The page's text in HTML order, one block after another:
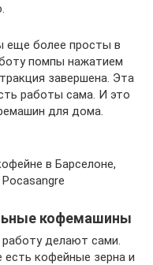
еще более просты в
помпы нажатием
завершена. Эта
работы сама. И это
для дома.
в Барселоне,
кофемашины
делают сами.
кофейные зерна и